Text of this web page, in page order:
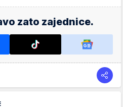
zato zajednice.